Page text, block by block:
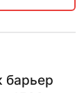
барьер